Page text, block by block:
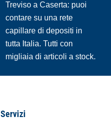
Treviso a Caserta: puoi
contare su una rete
capillare di depositi in
tutta Italia. Tutti con
migliaia di articoli a stock.
Servizi